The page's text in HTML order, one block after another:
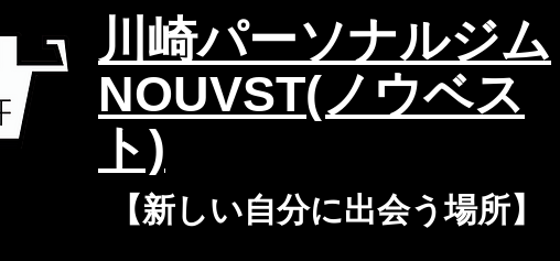
​川崎パーソナルジム
NOUVST(ノウベス
ト)
​​【新しい自分に出会う場所】